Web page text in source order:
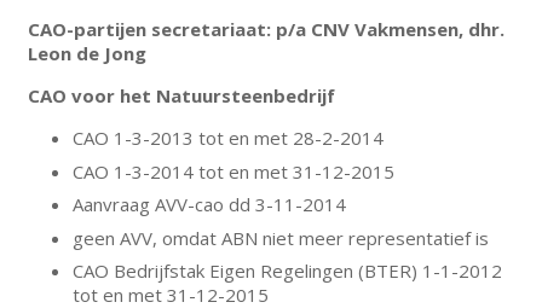
CAO-partijen secretariaat: p/a CNV Vakmensen, dhr.
Leon de Jong
CAO voor het Natuursteenbedrijf
CAO 1-3-2013 tot en met 28-2-2014
CAO 1-3-2014 tot en met 31-12-2015
Aanvraag AVV-cao dd 3-11-2014
geen AVV, omdat ABN niet meer representatief is
CAO Bedrijfstak Eigen Regelingen (BTER) 1-1-2012
tot en met 31-12-2015